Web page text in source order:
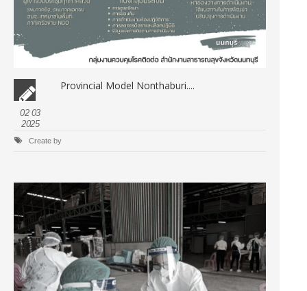
02 03
2025
Provincial Model Nonthaburi....
Create by